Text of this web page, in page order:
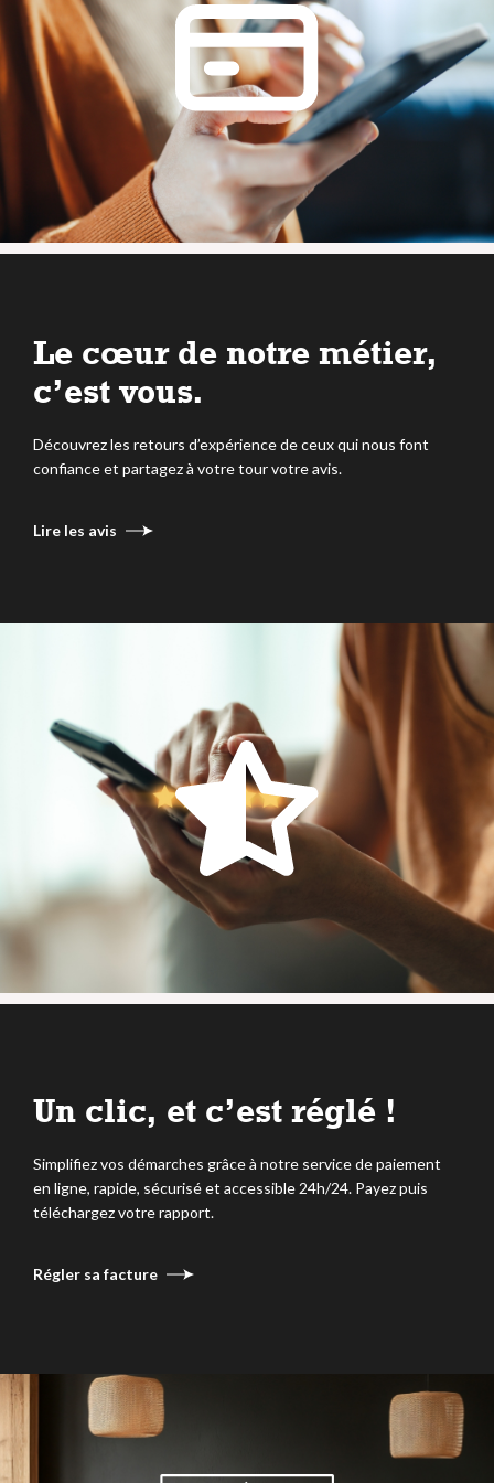
DIAGNOSTICS AVANT VENTE
DIAGNOSTICS AVANT LOCATION
Le cœur de notre métier,
c’est vous.
Découvrez les retours d’expérience de ceux qui nous font
confiance et partagez à votre tour votre avis.
Lire les avis
Un clic, et c’est réglé !
Simplifiez vos démarches grâce à notre service de paiement
en ligne, rapide, sécurisé et accessible 24h/24. Payez puis
téléchargez votre rapport.
Régler sa facture